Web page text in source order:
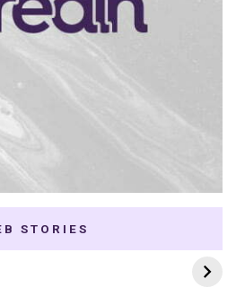
STORIESThai Dramas com
First e Khaotung